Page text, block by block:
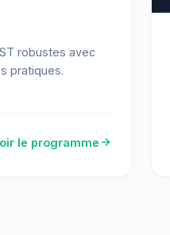
robustes avec
pratiques.
le programme